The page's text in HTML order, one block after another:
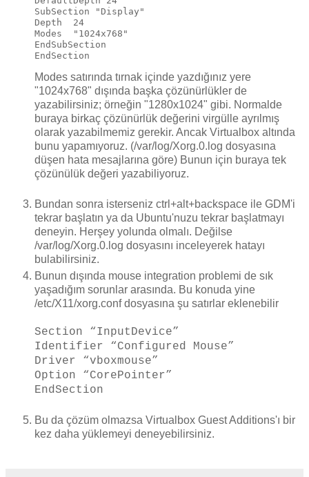
SubSection "Display"
Depth  24
Modes  "1024x768"
EndSubSection
Modes satırında tırnak içinde yazdığınız yere
"1024x768" dışında başka çözünürlükler de
yazabilirsiniz; örneğin "1280x1024" gibi. Normalde
buraya birkaç çözünürlük değerini virgülle ayrılmış
olarak yazabilmemiz gerekir. Ancak Virtualbox altında
bunu yapamıyoruz. (/var/log/Xorg.0.log dosyasına
düşen hata mesajlarına göre) Bunun için buraya tek
çözünülük değeri yazabiliyoruz.
Bundan sonra isterseniz ctrl+alt+backspace ile GDM'i
tekrar başlatın ya da Ubuntu'nuzu tekrar başlatmayı
deneyin. Herşey yolunda olmalı. Değilse
/var/log/Xorg.0.log dosyasını inceleyerek hatayı
bulabilirsiniz.
Bunun dışında mouse integration problemi de sık
yaşadığım sorunlar arasında. Bu konuda yine
/etc/X11/xorg.conf dosyasına şu satırlar eklenebilir
Section “InputDevice”
Identifier “Configured Mouse”
Driver “vboxmouse”
Option “CorePointer”
EndSection
Bu da çözüm olmazsa Virtualbox Guest Additions'ı bir
kez daha yüklemeyi deneyebilirsiniz.